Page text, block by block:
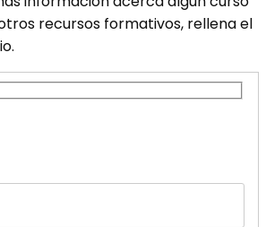
recursos formativos, rellena el